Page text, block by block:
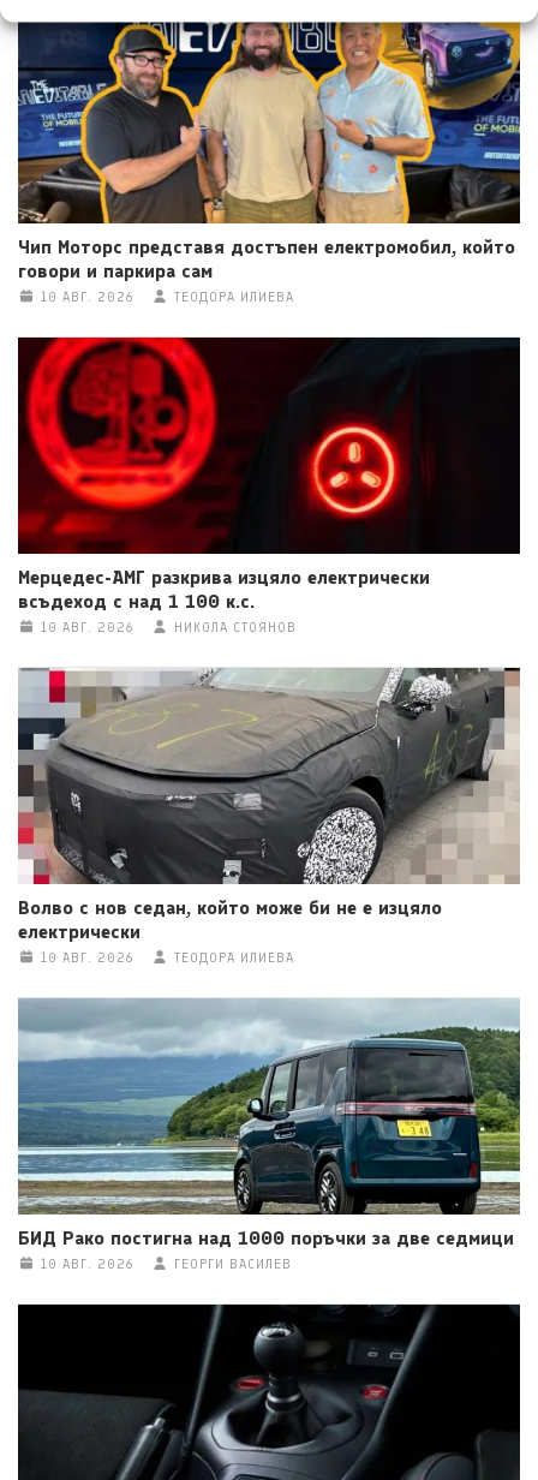
Чип Моторс представя достъпен електромобил, който
говори и паркира сам
10 АВГ. 2026 ТЕОДОРА ИЛИЕВА
Мерцедес-АМГ разкрива изцяло електрически
всъдеход с над 1 100 к.с.
10 АВГ. 2026 НИКОЛА СТОЯНОВ
Волво с нов седан, който може би не е изцяло
електрически
10 АВГ. 2026 ТЕОДОРА ИЛИЕВА
БИД Рако постигна над 1000 поръчки за две седмици
10 АВГ. 2026 ГЕОРГИ ВАСИЛЕВ